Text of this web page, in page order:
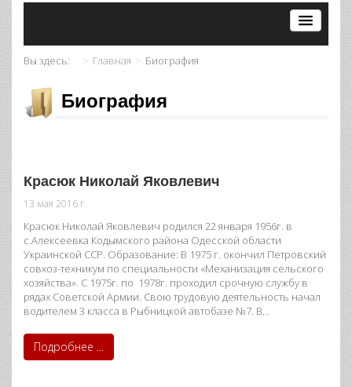
Вы здесь: Главная Биография
Биография
Красюк Николай Яковлевич
13 мая 2016 г.
Красюк Николай Яковлевич родился 22 января 1956г. в
с.Алексеевка Кодымского района Одесской области
Украинской ССР. Образование: В 1975 г. окончил Петровский
совхоз-техникум по специальности «Механизация сельского
хозяйства». С 1975г. по 1978г. проходил срочную службу в
рядах Советской Армии. Свою трудовую деятельность начал
водителем 3 класса в Рыбницкой автобазе №7. В…
Подробнее ...